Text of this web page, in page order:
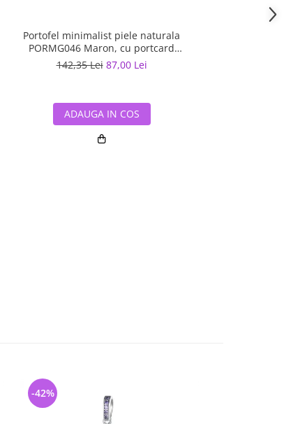
Portofel minimalist piele naturala
PORMG046 Maron, cu portcard
detasabil
142,35 Lei 87,00 Lei
ADAUGA IN COS
-42%